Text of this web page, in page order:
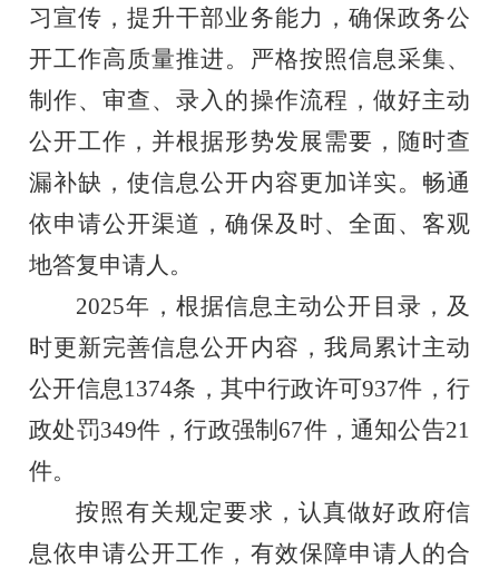
习宣传，提升干部业务能力，确保政务公
开工作高质量推进。严格按照信息采集、
制作、审查、录入的操作流程，做好主动
公开工作，并根据形势发展需要，随时查
漏补缺，使信息公开内容更加详实。畅通
依申请公开渠道，确保及时、全面、客观
地答复申请人。
2025年，根据信息主动公开目录，及
时更新完善信息公开内容，我局累计主动
公开信息1374条，其中行政许可937件，行
政处罚349件，行政强制67件，通知公告21
件。
按照有关规定要求，认真做好政府信
息依申请公开工作，有效保障申请人的合